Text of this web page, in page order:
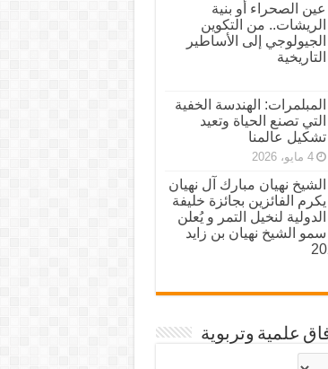
عين الصحراء أو بنية
الريشات.. من التكوين
الجيولوجي إلى الأساطير
التاريخية
المبلمرات: الهندسة الخفية
التي تصنع الحياة وتعيد
تشكيل عالمنا
4 مايو، 2026
الشيخ نهيان مبارك آل نهيان
يكرم الفائزين بجائزة خليفة
الدولية لنخيل التمر و يُعلن
سمو الشيخ نهيان بن زايد
علمية وتربوية